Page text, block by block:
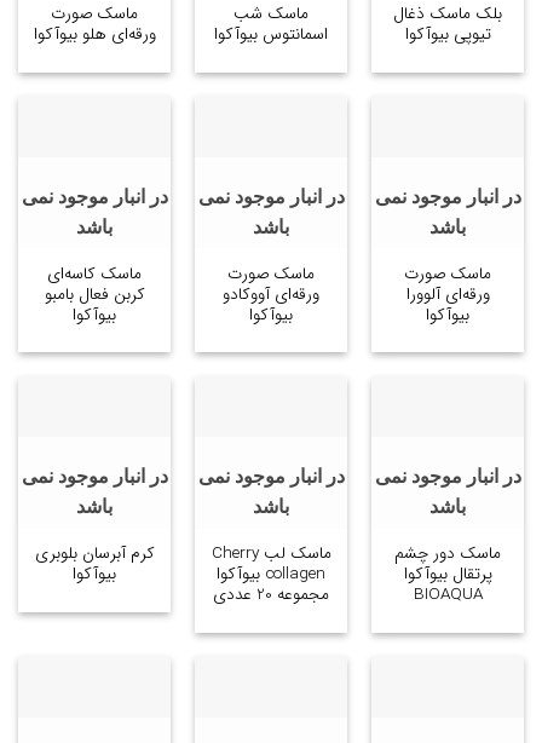
بلک ماسک ذغال
تیوپی بیوآکوا
ماسک شب
اسمانتوس بیوآکوا
ماسک صورت
ورقه‌ای هلو بیوآکوا
در انبار موجود نمی
باشد
ماسک صورت
ورقه‌ای آلوورا
بیوآکوا
در انبار موجود نمی
باشد
ماسک صورت
ورقه‌ای آووکادو
بیوآکوا
در انبار موجود نمی
باشد
ماسک کاسه‌ای
کربن فعال بامبو
بیوآکوا
در انبار موجود نمی
باشد
ماسک دور چشم
پرتقال بیوآکوا
BIOAQUA
در انبار موجود نمی
باشد
ماسک لب Cherry
collagen بیوآکوا
مجموعه 20 عددی
در انبار موجود نمی
باشد
کرم آبرسان بلوبری
بیوآکوا